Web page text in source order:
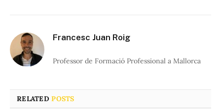
Francesc Juan Roig
Professor de Formació Professional a Mallorca
RELATEDPOSTS